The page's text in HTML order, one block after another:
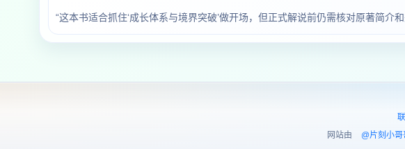
“这本书适合抓住‘成长体系与境界突破’做开场，但正式解说前仍需核对原著简介
网站由
@片刻小哥